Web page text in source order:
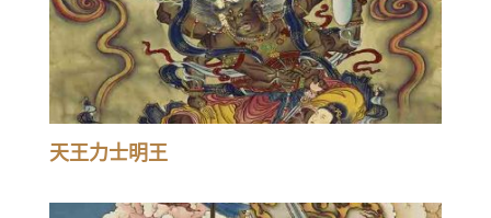
天王力士明王